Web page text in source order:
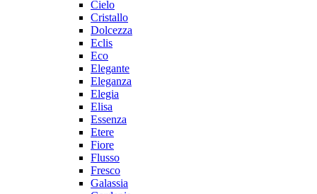
Cielo
Cristallo
Dolcezza
Eclis
Eco
Elegante
Eleganza
Elegia
Elisa
Essenza
Etere
Fiore
Flusso
Fresco
Galassia